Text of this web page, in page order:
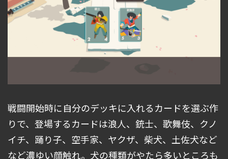
戦闘開始時に自分のデッキに入れるカードを選ぶ作
りで、登場するカードは浪人、銃士、歌舞伎、クノ
イチ、踊り子、空手家、ヤクザ、柴犬、土佐犬など
など濃ゆい顔触れ。犬の種類がやたら多いところも